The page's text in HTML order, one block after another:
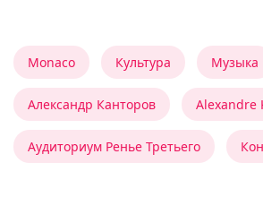
Monaco Культура Музыка
Александр Канторов Alexandre
Аудиториум Ренье Третьего